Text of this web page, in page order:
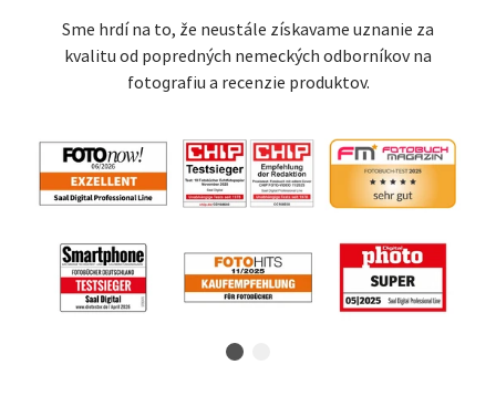
Sme hrdí na to, že neustále získavame uznanie za
kvalitu od popredných nemeckých odborníkov na
fotografiu a recenzie produktov.